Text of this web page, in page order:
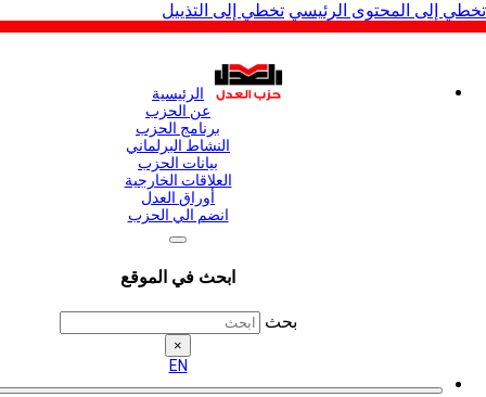
المحتوى الرئيسي تخطي إلى التذييل
الرئيسية
عن الحزب
برنامج الحزب
النشاط البرلماني
بيانات الحزب
العلاقات الخارجية
أوراق العدل
انضم الي الحزب
ابحث في الموقع